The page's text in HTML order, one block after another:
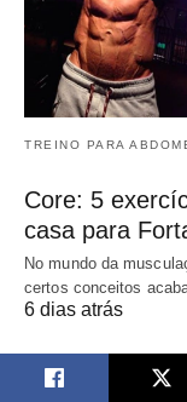
TREINO PARA
Core: 5
casa para
No mundo da
certos conceitos
6 dias atrás